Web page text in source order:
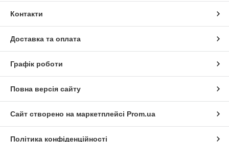
Контакти
Доставка та оплата
Графік роботи
Повна версія сайту
Сайт створено на маркетплейсі Prom.ua
Політика конфіденційності